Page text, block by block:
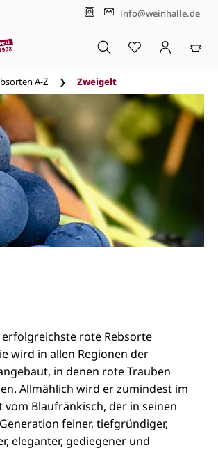
springen info@weinhalle.de
A-Z Zweigelt
rote Rebsorte
wird in allen Regionen der
in denen rote Trauben
Allmählich wird er zumindest im
vom Blaufränkisch, der in seinen
feiner, tiefgründiger,
eleganter, gediegener und